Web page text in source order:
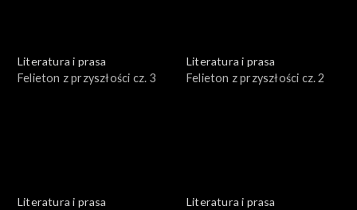
Literatura i prasa
Felieton z przyszłości cz. 3
Literatura i prasa
Felieton z przyszłości cz. 2
Literatura i prasa
Literatura i prasa